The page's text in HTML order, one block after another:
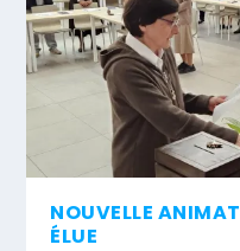
NOUVELLE
ÉLUE